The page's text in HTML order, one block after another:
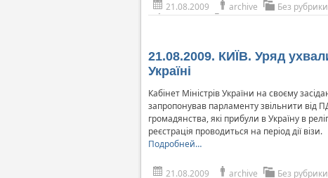
21.08.2009 archive Без рубрики
21.08.2009. КИЇВ. Уряд
Україні
Кабінет Міністрів України на своєму
запропонував парламенту звільнити від
громадянства, які прибули в Україну в
реєстрація проводиться на період дії візи.
Подробней…
21.08.2009 archive Без рубрики